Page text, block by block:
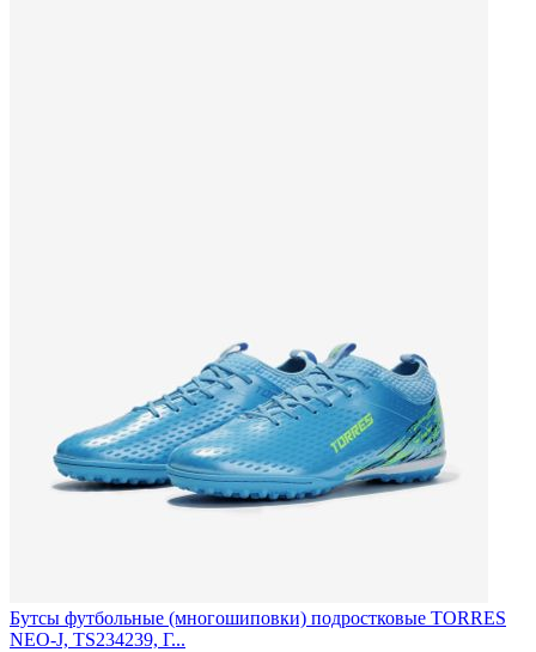
Бутсы футбольные (многошиповки) подростковые TORRES
NEO-J, TS234239, Г...